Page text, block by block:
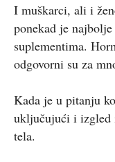
I muškarci, ali i
ponekad je
suplementima.
odgovorni su za
Kada je u pitanju
uključujući i izgled
tela.